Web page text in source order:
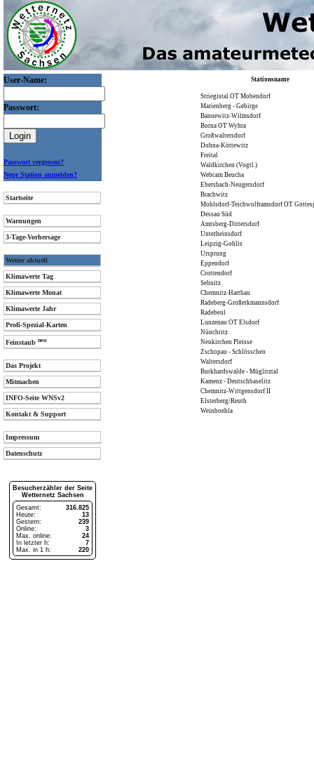
User-Name:
Passwort:
Passwort vergessen?
Neue Station anmelden?
Startseite
Warnungen
3-Tage-Vorhersage
Wetter aktuell
Klimawerte Tag
Klimawerte Monat
Klimawerte Jahr
Profi-Spezial-Karten
Feinstaub neu
Das Projekt
Mitmachen
INFO-Seite WNSv2
Kontakt & Support
Impressum
Datenschutz
Besucherzähler der Seite
Wetternetz Sachsen
Gesamt:
316.825
Heute:
13
Gestern:
239
Online:
3
Max. online:
24
In letzter h:
7
Max. in 1 h:
220
Stationsname
Striegistal OT Mobendorf
Marienberg - Gebirge
Bannewitz-Wilmsdorf
Borna OT Wyhra
Großwaltersdorf
Dohna-Köttewitz
Freital
Waldkirchen (Vogtl.)
Webcam Beucha
Ebersbach-Neugersdorf
Brachwitz
Mohlsdorf-Teichwolframsdorf OT
Dessau Süd
Amtsberg-Dittersdorf
Unterheinsdorf
Leipzig-Gohlis
Ursprung
Eppendorf
Crottendorf
Sebnitz
Chemnitz-Harthau
Radeberg-Großerkmannsdorf
Radebeul
Lunzenau OT Elsdorf
Nünchritz
Neukirchen Pleisse
Zschopau - Schlösschen
Waltersdorf
Burkhardswalde - Müglitztal
Kamenz - Deutschbaselitz
Chemnitz-Wittgensdorf II
Elsterberg/Reuth
Weinboehla